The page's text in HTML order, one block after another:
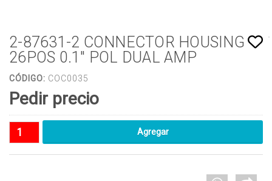
2-87631-2 CONNECTOR HOUSING
26POS 0.1" POL DUAL AMP
CÓDIGO: COC0035
Pedir precio